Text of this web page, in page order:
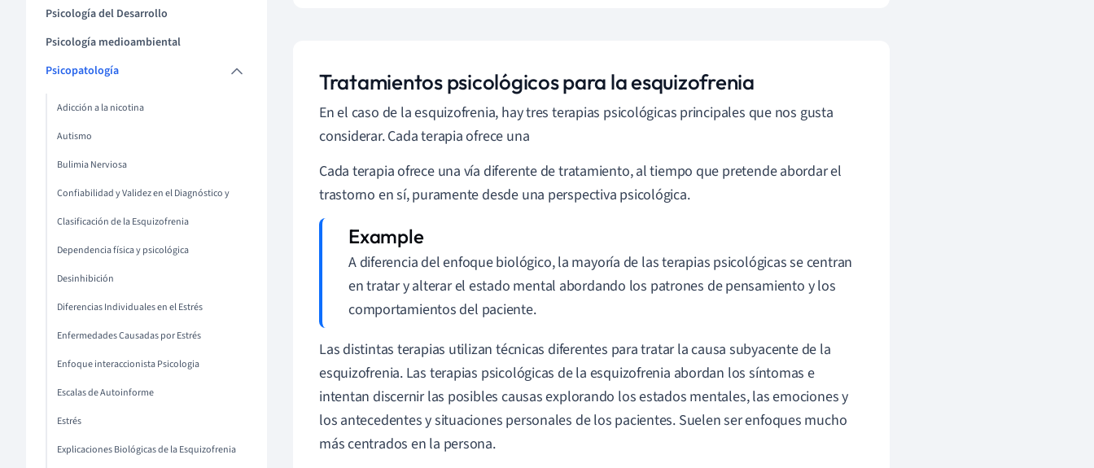
Psicología del Desarrollo
Psicología medioambiental
Psicopatología
Adicción a la nicotina
Autismo
Bulimia Nerviosa
Confiabilidad y Validez en el Diagnóstico y
Clasificación de la Esquizofrenia
Dependencia física y psicológica
Desinhibición
Diferencias Individuales en el Estrés
Enfermedades Causadas por Estrés
Enfoque interaccionista Psicologia
Escalas de Autoinforme
Estrés
Explicaciones Biológicas de la Esquizofrenia
Tratamientos psicológicos para la esquizofrenia
En el caso de la esquizofrenia, hay tres terapias psicológicas principales que nos gusta
considerar. Cada terapia ofrece una
Cada terapia ofrece una vía diferente de tratamiento, al tiempo que pretende abordar el
trastorno en sí, puramente desde una perspectiva psicológica.
A diferencia del enfoque biológico, la mayoría de las terapias psicológicas se centran
en tratar y alterar el estado mental abordando los patrones de pensamiento y los
comportamientos del paciente.
Las distintas terapias utilizan técnicas diferentes para tratar la causa subyacente de la
esquizofrenia. Las terapias psicológicas de la esquizofrenia abordan los síntomas e
intentan discernir las posibles causas explorando los estados mentales, las emociones y
los antecedentes y situaciones personales de los pacientes. Suelen ser enfoques mucho
más centrados en la persona.